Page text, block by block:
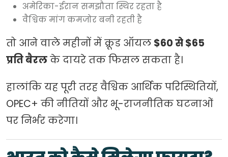
अमेरिका-ईरान समझौता स्थिर रहता है
वैश्विक मांग कमजोर बनी रहती है
तो आने वाले महीनों में क्रूड ऑयल $60 से $65
प्रति बैरलके दायरे तक फिसल सकता है।
हालांकि यह पूरी तरह वैश्विक आर्थिक परिस्थितियों,
OPEC+ की नीतियों और भू-राजनीतिक घटनाओं
पर निर्भर करेगा।